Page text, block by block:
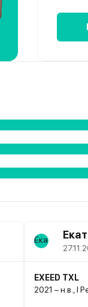
EXEED TXL
2021 – н.в., I